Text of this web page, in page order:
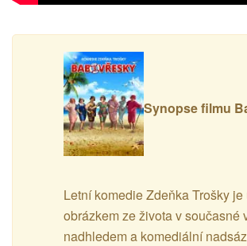
Synopse filmu
Letní komedie Zdeňka Trošky
obrázkem ze života v současné
nadhledem a komediální